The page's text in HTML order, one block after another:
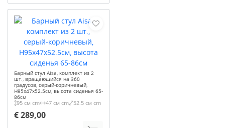
Барный стул Aisa, комплект из 2
шт., вращающийся на 360
градусов, серый-коричневый,
H95x47x52.5см, высота сиденья 65-
86см
95 см cm 47 см cm 52.5 см cm
€ 289,00